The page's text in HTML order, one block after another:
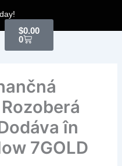
$0.00
0
în
7GOLD